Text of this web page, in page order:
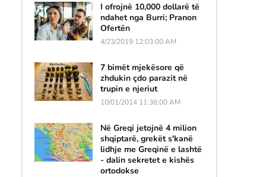
I ofrojnë 10,000 dollarë të
ndahet nga Burri; Pranon
Ofertën
4/23/2019 12:03:00 AM
7 bimët mjekësore që
zhdukin çdo parazit në
trupin e njeriut
10/01/2014 11:36:00 AM
Në Greqi jetojnë 4 milion
shqiptarë, grekët s'kanë
lidhje me Greqinë e lashtë
- dalin sekretet e kishës
ortodokse